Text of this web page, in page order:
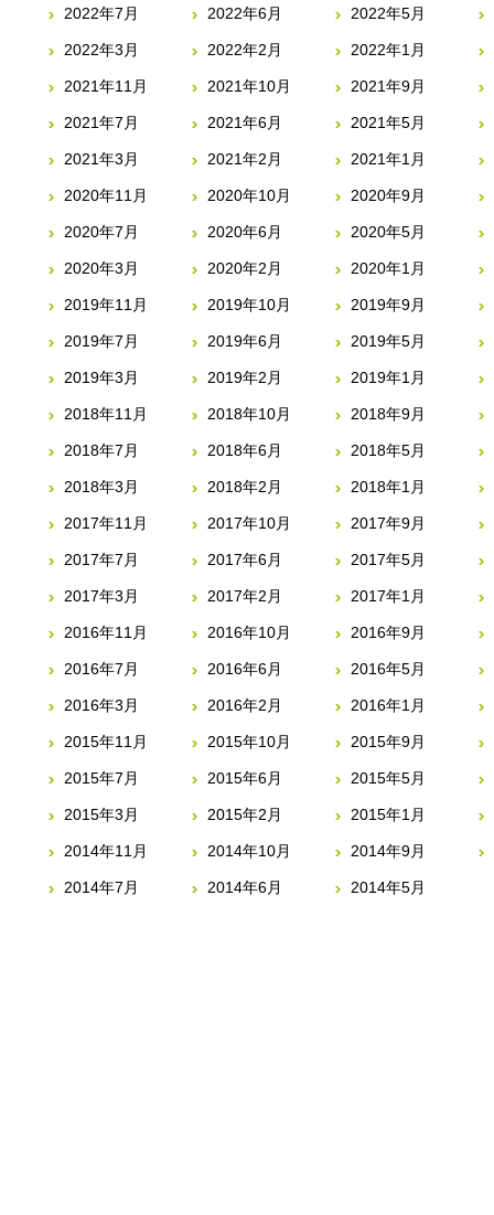
2022年7月 2022年6月 2022年5月
2022年3月 2022年2月 2022年1月
2021年11月 2021年10月 2021年9月
2021年7月 2021年6月 2021年5月
2021年3月 2021年2月 2021年1月
2020年11月 2020年10月 2020年9月
2020年7月 2020年6月 2020年5月
2020年3月 2020年2月 2020年1月
2019年11月 2019年10月 2019年9月
2019年7月 2019年6月 2019年5月
2019年3月 2019年2月 2019年1月
2018年11月 2018年10月 2018年9月
2018年7月 2018年6月 2018年5月
2018年3月 2018年2月 2018年1月
2017年11月 2017年10月 2017年9月
2017年7月 2017年6月 2017年5月
2017年3月 2017年2月 2017年1月
2016年11月 2016年10月 2016年9月
2016年7月 2016年6月 2016年5月
2016年3月 2016年2月 2016年1月
2015年11月 2015年10月 2015年9月
2015年7月 2015年6月 2015年5月
2015年3月 2015年2月 2015年1月
2014年11月 2014年10月 2014年9月
2014年7月 2014年6月 2014年5月